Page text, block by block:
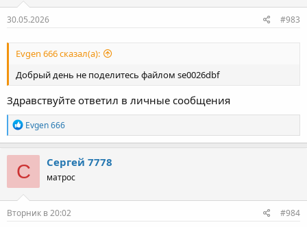
30.05.2026 #983
Evgen 666 сказал(а):
Добрый день не поделитесь файлом se0026dbf
Здравствуйте ответил в личные сообщения
Р
е
а
к
ц
и
и
:
Evgen 666
С Сергей 7778
матрос
Вторник в 20:02 #984